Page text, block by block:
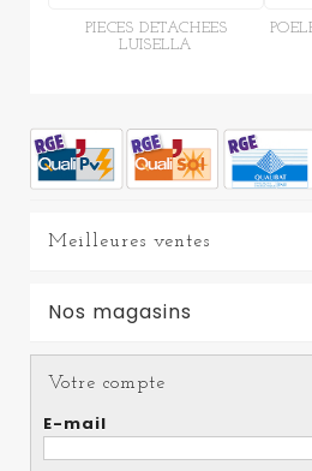
PIECES DETACHEES
LUISELLA
Meilleures ventes
Nos magasins
Votre compte
E-mail